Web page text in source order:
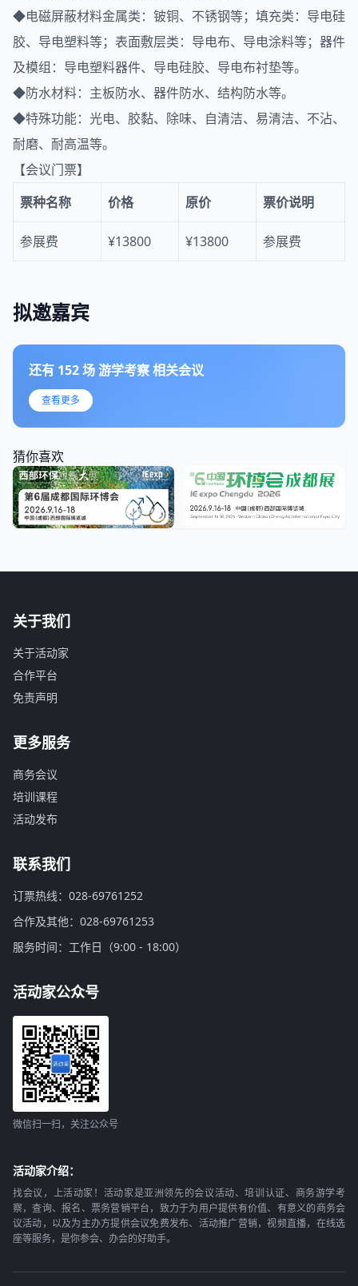
◆电磁屏蔽材料金属类：铍铜、不锈钢等；填充类：导电硅
胶、导电塑料等；表面敷层类：导电布、导电涂料等；器件
及模组：导电塑料器件、导电硅胶、导电布衬垫等。
◆防水材料：主板防水、器件防水、结构防水等。
◆特殊功能：光电、胶黏、除味、自清洁、易清洁、不沾、
耐磨、耐高温等。
【会议门票】
票种名称
价格 原价 票价说明
参展费 ¥13800 ¥13800 参展费
拟邀嘉宾
还有 152场游学考察相关会议
查看更多
猜你喜欢
关于我们
关于活动家
合作平台
免责声明
更多服务
商务会议
培训课程
活动发布
联系我们
订票热线：028-69761252
合作及其他：028-69761253
服务时间：工作日（9:00 - 18:00）
活动家公众号
微信扫一扫，关注公众号
活动家介绍：
找会议，上活动家！活动家是亚洲领先的会议活动、培训认证、商务游学考
察，查询、报名、票务营销平台，致力于为用户提供有价值、有意义的商务会
议活动，以及为主办方提供会议免费发布、活动推广营销，视频直播，在线选
座等服务，是你参会、办会的好助手。